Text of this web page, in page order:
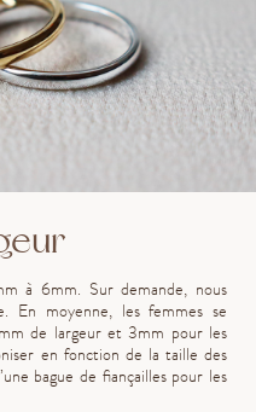
à 6mm. Sur demande, nous
En moyenne, les femmes se
de largeur et 3mm pour les
en fonction de la taille des
bague de fiançailles pour les